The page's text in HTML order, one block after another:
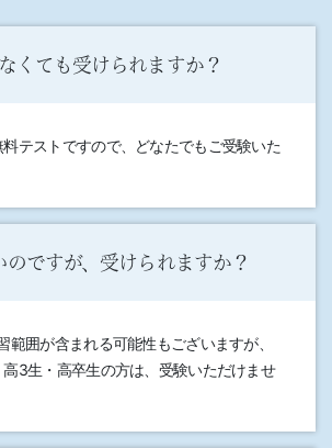
くても受けられますか？
テストですので、どなたでもご受験いた
のですが、受けられますか？
範囲が含まれる可能性もございますが、
3生・高卒生の方は、受験いただけませ